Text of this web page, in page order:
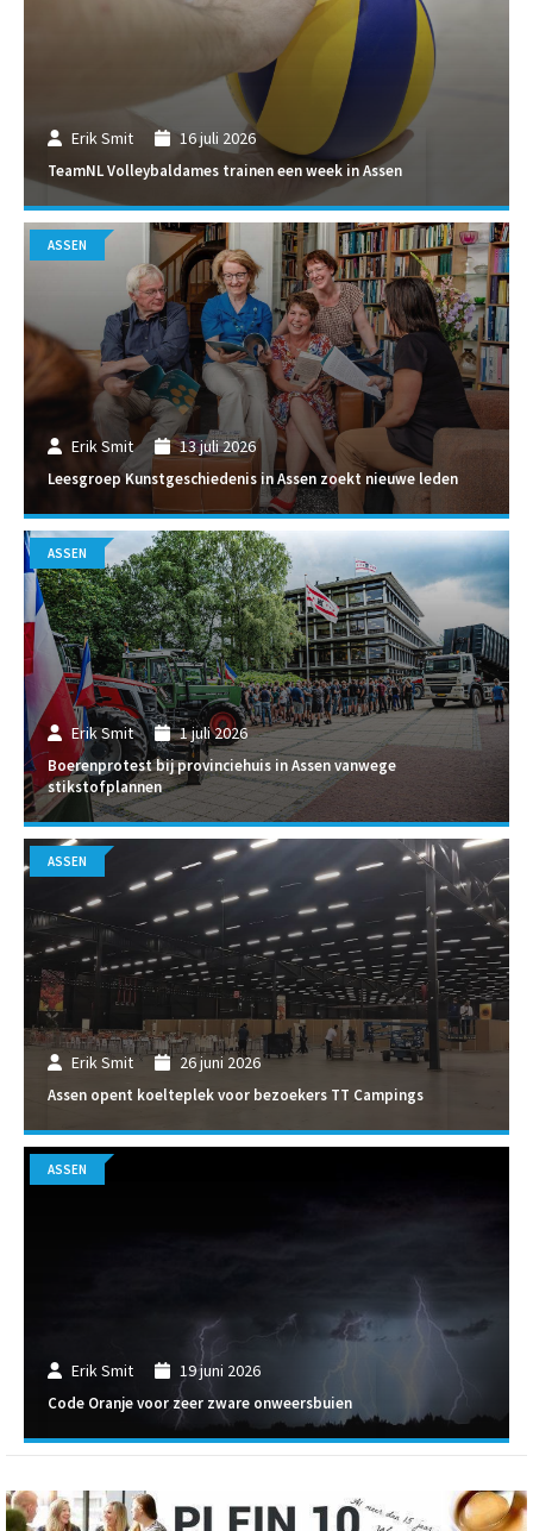
Erik Smit 16 juli 2026
TeamNL Volleybaldames trainen een week in Assen
Erik Smit 13 juli 2026
Leesgroep Kunstgeschiedenis in Assen zoekt nieuwe leden
ASSEN
Erik Smit 1 juli 2026
Boerenprotest bij provinciehuis in Assen vanwege
stikstofplannen
ASSEN
Erik Smit 26 juni 2026
Assen opent koelteplek voor bezoekers TT Campings
ASSEN
Erik Smit 19 juni 2026
Code Oranje voor zeer zware onweersbuien
ASSEN